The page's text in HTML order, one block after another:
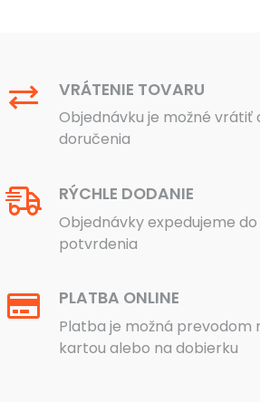
VRÁTENIE TOVARU
Objednávku je možné vrátiť
doručenia
RÝCHLE DODANIE
Objednávky expedujeme
potvrdenia
PLATBA ONLINE
Platba je možná prevodom
kartou alebo na dobierku